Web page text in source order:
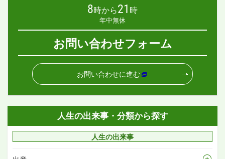
8時から21 時
年中無休
お問い合わせフォーム
お問い合わせに進む
人生の出来事・分類から探す
人生の出来事